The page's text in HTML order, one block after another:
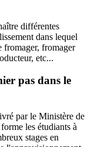
différentes
dans lequel
fromager, fromager
etc...
pas dans le
par le Ministère de
les étudiants à
stages en